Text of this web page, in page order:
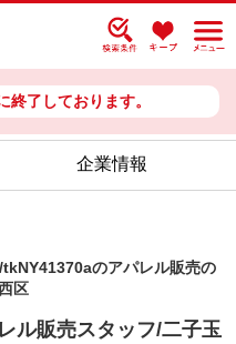
終了しております。
企業情報
のアパレル販売の
区
ル販売スタッフ/二子玉